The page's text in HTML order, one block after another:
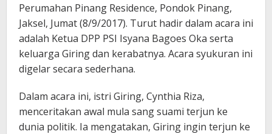
Perumahan Pinang Residence, Pondok Pinang,
Jaksel, Jumat (8/9/2017). Turut hadir dalam acara ini
adalah Ketua DPP PSI Isyana Bagoes Oka serta
keluarga Giring dan kerabatnya. Acara syukuran ini
digelar secara sederhana.
Dalam acara ini, istri Giring, Cynthia Riza,
menceritakan awal mula sang suami terjun ke
dunia politik. Ia mengatakan, Giring ingin terjun ke